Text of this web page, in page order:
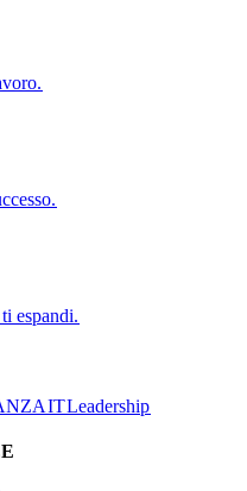
espandi.​​
IT​​Leadership​​